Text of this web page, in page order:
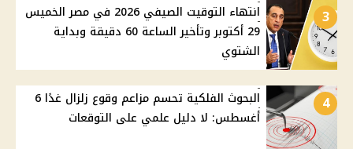
3
انتهاء التوقيت الصيفي 2026 في مصر الخميس
29 أكتوبر وتأخير الساعة 60 دقيقة وبداية
الشتوي
4
البحوث الفلكية تحسم مزاعم وقوع زلزال غدًا 6
أغسطس: لا دليل علمي على التوقعات